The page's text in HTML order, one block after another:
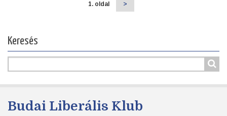
1. oldal
Következő
oldal
>
Keresés
Budai Liberális Klub